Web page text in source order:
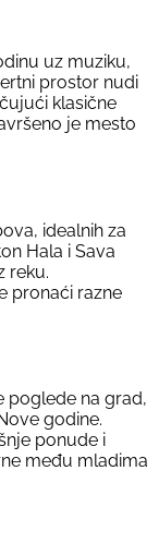
uz muziku,
prostor nudi
klasične
je mesto
idealnih za
Hala i Sava
reku.
pronaći razne
poglede na grad,
godine.
ponude i
među mladima